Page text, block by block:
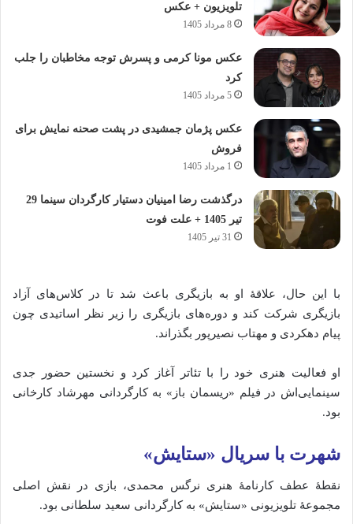
تلویزیون + عکس
8 مرداد 1405
عکس مونا کرمی و پسرش توجه مخاطبان را جلب
کرد
5 مرداد 1405
عکس پژمان جمشیدی در پشت صحنه نمایش برای
فروش
1 مرداد 1405
درگذشت رضا امینیان دستیار کارگردان سینما 29
تیر 1405 + علت فوت
31 تیر 1405
با این حال، علاقهٔ او به بازیگری باعث شد تا درکلاس‌های
آزاد
بازیگری شرکتکند و دوره‌های بازیگری رازیر نظر اساتیدی چون
پیام دهکردی و مهتاب نصیرپور بگذراند.
او فعالیت هنری خودرا باتئاتر آغازکرد و نخستینحضور جدی
سینمایی‌اش در فیلم «ریسمان باز» بهکارگردانی مهرشادکارخانی
بود.
شهرت با سریال «ستایش»
نقطهٔ عطفکارنامهٔ هنری نرگس محمدی، بازی در نقش
اصلی
مجموعهٔ تلویزیونی «ستایش» بهکارگردانی سعید سلطانی بود.